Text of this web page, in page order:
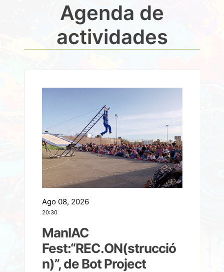
Agenda de
actividades
Ago 08, 2026
20:30
ManIAC
Fest:“REC.ON(strucció
n)”, de Bot Project